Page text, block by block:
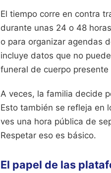
El tiempo corre en contra
durante unas 24 o 48
o para organizar agendas
incluye datos que no
funeral de cuerpo
A veces, la familia decide
Esto también se refleja en
ves una hora pública de
Respetar eso es básico.
El papel de las